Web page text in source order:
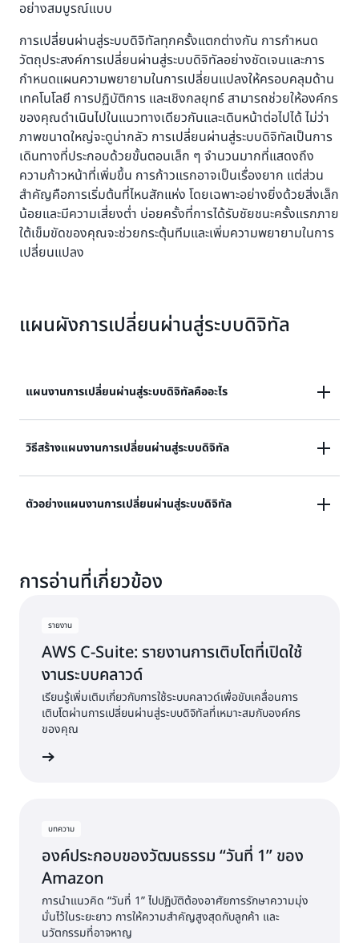
อย่างสมบูรณ์แบบ
การเปลี่ยนผ่านสู่ระบบดิจิทัลทุกครั้งแตกต่างกัน การกำหนด
วัตถุประสงค์การเปลี่ยนผ่านสู่ระบบดิจิทัลอย่างชัดเจนและการ
กำหนดแผนความพยายามในการเปลี่ยนแปลงให้ครอบคลุมด้าน
เทคโนโลยี การปฏิบัติการ และเชิงกลยุทธ์ สามารถช่วยให้องค์กร
ของคุณดำเนินไปในแนวทางเดียวกันและเดินหน้าต่อไปได้ ไม่ว่า
ภาพขนาดใหญ่จะดูน่ากลัว การเปลี่ยนผ่านสู่ระบบดิจิทัลเป็นการ
เดินทางที่ประกอบด้วยขั้นตอนเล็ก ๆ จำนวนมากที่แสดงถึง
ความก้าวหน้าที่เพิ่มขึ้น การก้าวแรกอาจเป็นเรื่องยาก แต่ส่วน
สำคัญคือการเริ่มต้นที่ไหนสักแห่ง โดยเฉพาะอย่างยิ่งด้วยสิ่งเล็ก
น้อยและมีความเสี่ยงต่ำ บ่อยครั้งที่การได้รับชัยชนะครั้งแรกภาย
ใต้เข็มขัดของคุณจะช่วยกระตุ้นทีมและเพิ่มความพยายามในการ
เปลี่ยนแปลง
แผนผังการเปลี่ยนผ่านสู่ระบบดิจิทัล
แผนงานการเปลี่ยนผ่านสู่ระบบดิจิทัลคืออะไร
แผนงานการเปลี่ยนผ่านสู่ระบบดิจิทัลเป็นพิมพ์เขียวเชิงกล
แนวทางโดยระบุรายละเอียดการเปลี่ยนแปลงทางเทคโนโลยี
ด้วยการกำหนดแผนงานที่ชัดเจน องค์กรสามารถปรับ
ประสิทธิภาพ และมั่นใจในแนวทางที่สอดคล้องกันมากขึ้น
เพื่อบรรลุวัตถุประสงค์การเปลี่ยนผ่านสู่ระบบดิจิทัล แผน
งานสำหรับการเปลี่ยนผ่านสู่ระบบดิจิทัลมักประกอบด้วย
วิสัยทัศน์สำหรับสถานะในอนาคต เหตุการณ์สำคัญเส้นเวลา
การเปลี่ยนผ่านสู่ระบบดิจิทัล และแผนการผสานรวม
เทคโนโลยีและกระบวนการใหม่ ๆ
วิธีสร้างแผนงานการเปลี่ยนผ่านสู่ระบบดิจิทัล
การสร้างแผนงานการเปลี่ยนผ่านสู่ระบบดิจิทัลเกี่ยวข้องกับ
ประเมินสถานะปัจจุบันขององค์กรของคุณระบุความ
กำหนดวัตถุประสงค์และเป้าหมายที่ชัดเจนซึ่งสอดคล้อง
กับกลยุทธ์ทางธุรกิจโดยรวมของคุณ
พัฒนาแผนการเปลี่ยนผ่านสู่ระบบดิจิทัลซึ่งรวมถึงความ
คิดริเริ่มสำคัญ เหตุการณ์สำคัญ และไทม์ไลน์การเปลี่ยน
ผ่านสู่ระบบดิจิทัล
มีส่วนร่วมกับผู้มีส่วนได้ส่วนเสียจากทั่วทั้งองค์กร เพื่อ
ให้แน่ใจว่าทุกคนอยู่เตรียมพร้อมและสามารถทำงานร่วม
ตามความจำเป็น เทมเพลตแผนงานการเปลี่ยนผ่านสู่
ระบบดิจิทัลสามารถช่วยปรับกระบวนการนี้ให้คล่องตัว
และให้แนวทางที่มีโครงสร้างในการสร้างแผนงานของ
คุณ
ตัวอย่างแผนงานการเปลี่ยนผ่านสู่ระบบดิจิทัล
อาจรวมถึงขั้นตอนต่าง ๆ เช่น การประเมิน การวางแผน
ขั้นตอนการประเมิน:ระบุความสามารถทางเทคโนโลยี
และช่องว่างในปัจจุบัน
ขั้นตอนการวางแผน:กำหนดเป้าหมายกำหนดความ
คิดริเริ่มและสร้างแผนงานกลยุทธ์ดิจิทัล
ขั้นตอนการใช้งาน:
และโปรแกรมการฝึกอบรมใหม่ ๆ
ด้วยการสร้างแผนงานที่มีประสิทธิภาพในการเปลี่ยนผ่านสู่
ระบบดิจิทัล คุณสามารถมั่นใจได้ว่าแต่ละขั้นตอนจะเชื่อมต่อ
กันด้วยเหตุการณ์สำคัญและผลลัพธ์ที่ชัดเจน สิ่งนี้ช่วยให้
องค์กรสามารถนำทางแผนที่การเปลี่ยนผ่านสู่ระบบดิจิทัลได้
อย่างมีประสิทธิภาพมากขึ้นและบรรลุการเติบโตและ
นวัตกรรมที่ยั่งยืน
การอ่านที่เกี่ยวข้อง
รายงาน
AWS C-Suite: รายงานการเติบโตที่เปิดใช้
งานระบบคลาวด์
เรียนรู้เพิ่มเติมเกี่ยวกับการใช้ระบบคลาวด์เพื่อขับเคลื่อนการ
เติบโตผ่านการเปลี่ยนผ่านสู่ระบบดิจิทัลที่เหมาะสมกับองค์กร
ของคุณ
บทความ
องค์ประกอบของวัฒนธรรม “วันที่ 1” ของ
Amazon
การนำแนวคิด “วันที่ 1” ไปปฏิบัติต้องอาศัยการรักษาความมุ่ง
มั่นไว้ในระยะยาว การให้ความสำคัญสูงสุดกับลูกค้า และ
นวัตกรรมที่อาจหาญ